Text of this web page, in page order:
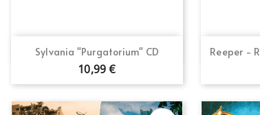
Sylvania "Purgatorium" CD
10,99 €
Vista rápida Reeper -